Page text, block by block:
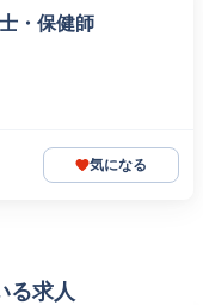
・保健師
気になる
る求人